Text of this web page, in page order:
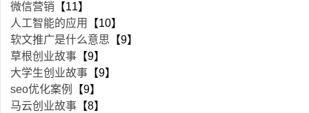
微信营销 【11】
人工智能的应用
【10】
软文推广是什么意思 【9】
草根创业故事 【9】
大学生创业故事 【9】
seo优化案例
【9】
马云创业故事 【8】